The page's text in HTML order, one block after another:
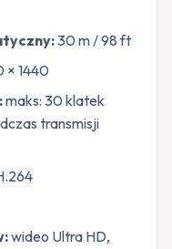
30 m / 98 ft
× 1440
maks: 30 klatek
transmisji
wideo Ultra HD,